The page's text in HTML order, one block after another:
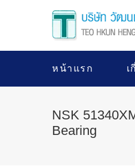
หน้าแรก เ
NSK
Bearing